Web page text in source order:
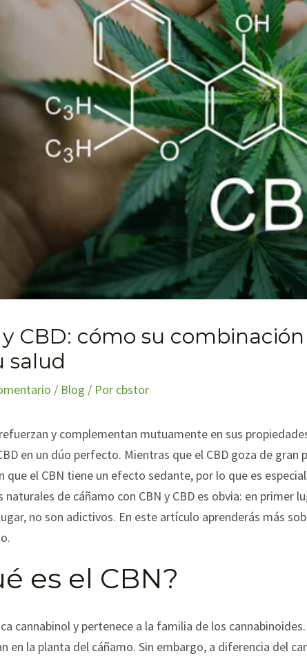
y CBD: cómo su
salud
/ Blog / Por cbstor
y complementan mutuamente en sus
en un dúo perfecto. Mientras que el CBD goza de
que el CBN tiene un efecto sedante, por lo que es
naturales de cáñamo con CBN y CBD es obvia: en primer
no son adictivos. En este artículo aprenderás más
es el CBN?
cannabinol y pertenece a la familia de los
en la planta del cáñamo. Sin embargo, a diferencia del